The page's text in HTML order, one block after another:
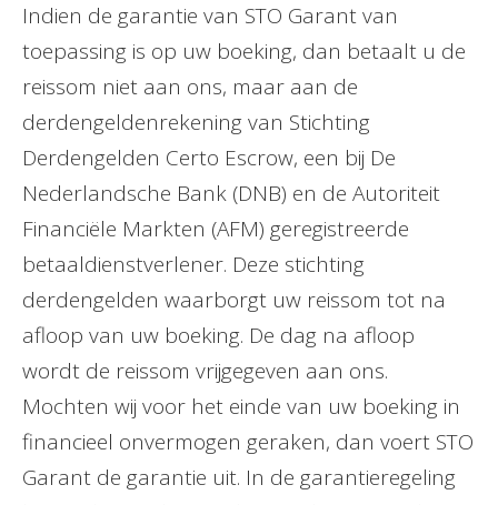
Indien de garantie van STO Garant van
toepassing is op uw boeking, dan betaalt u de
reissom niet aan ons, maar aan de
derdengeldenrekening van Stichting
Derdengelden Certo Escrow, een bij De
Nederlandsche Bank (DNB) en de Autoriteit
Financiële Markten (AFM) geregistreerde
betaaldienstverlener. Deze stichting
derdengelden waarborgt uw reissom tot na
afloop van uw boeking. De dag na afloop
wordt de reissom vrijgegeven aan ons.
Mochten wij voor het einde van uw boeking in
financieel onvermogen geraken, dan voert STO
Garant de garantie uit. In de garantieregeling